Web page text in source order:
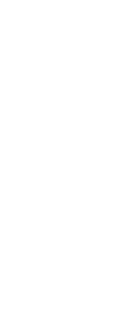
s dětmi. Pokoj byl
zastávka přímo před hotelem. Za přibližně 15
jízdenka stojí 2 €